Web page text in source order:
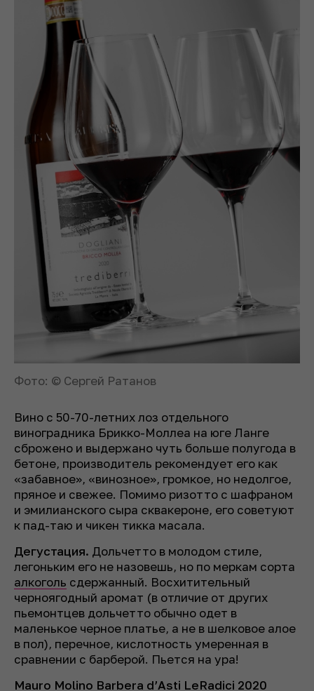
Фото: © Сергей Ратанов
Вино с 50-70-летних лоз отдельного
виноградника Брикко-Моллеа на юге Ланге
сброжено и выдержано чуть больше полугода в
бетоне, производитель рекомендует его как
«забавное», «винозное», громкое, но недолгое,
пряное и свежее. Помимо ризотто с шафраном
и эмилианского сыра сквакероне, его советуют
к пад-таю и чикен тикка масала.
Дегустация. Дольчетто в молодом стиле,
легоньким его не назовешь, но по меркам сорта
алкоголь сдержанный. Восхитительный
черноягодный аромат (в отличие от других
пьемонтцев дольчетто обычно одет в
маленькое черное платье, а не в шелковое алое
в пол), перечное, кислотность умеренная в
сравнении с барберой. Пьется на ура!
Mauro Molino Barbera d’Asti LeRadici 2020